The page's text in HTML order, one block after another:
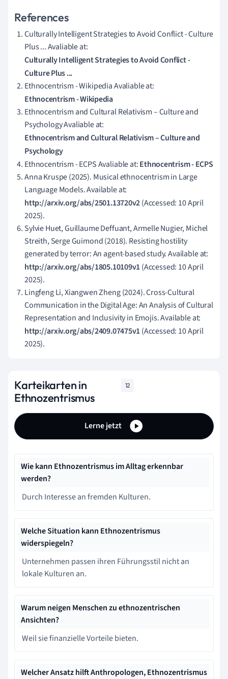
References
Culturally Intelligent Strategies to Avoid Conflict - Culture
Plus ... Avaliable at:
Culturally Intelligent Strategies to Avoid Conflict -
Culture Plus ...
Ethnocentrism - Wikipedia Avaliable at:
Ethnocentrism - Wikipedia
Ethnocentrism and Cultural Relativism – Culture and
Psychology Avaliable at:
Ethnocentrism and Cultural Relativism – Culture and
Psychology
Ethnocentrism - ECPS Avaliable at:Ethnocentrism - ECPS
Anna Kruspe (2025). Musical ethnocentrism in Large
Language Models. Available at:
http://arxiv.org/abs/2501.13720v2(Accessed: 10 April
2025).
Sylvie Huet, Guillaume Deffuant, Armelle Nugier, Michel
Streith, Serge Guimond (2018). Resisting hostility
generated by terror: An agent-based study. Available at:
http://arxiv.org/abs/1805.10109v1(Accessed: 10 April
2025).
Lingfeng Li, Xiangwen Zheng (2024). Cross-Cultural
Communication in the Digital Age: An Analysis of Cultural
Representation and Inclusivity in Emojis. Available at:
http://arxiv.org/abs/2409.07475v1(Accessed: 10 April
2025).
Karteikarten in
Ethnozentrismus
12
Lerne jetzt
Wie kann Ethnozentrismus im Alltag erkennbar
werden?
Durch Interesse an fremden Kulturen.
Welche Situation kann Ethnozentrismus
widerspiegeln?
Unternehmen passen ihren Führungsstil nicht an
lokale Kulturen an.
Warum neigen Menschen zu ethnozentrischen
Ansichten?
Weil sie finanzielle Vorteile bieten.
Welcher Ansatz hilft Anthropologen, Ethnozentrismus